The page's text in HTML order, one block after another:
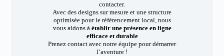
contacter.
Avec des designs sur mesure et une structure
optimisée pour le référencement local, nous
vous aidons à établir une présence en ligne
efficace et durable
Prenez contact avec notre équipe pour démarrer
l’aventure !